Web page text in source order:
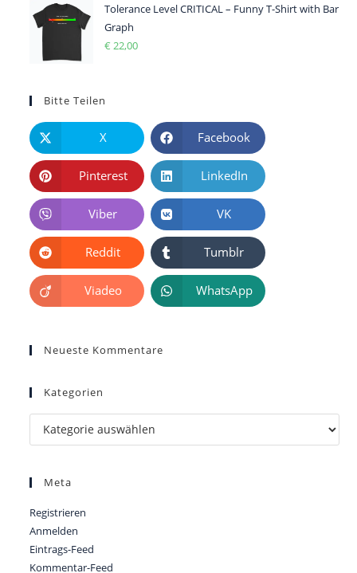
Tolerance Level CRITICAL – Funny T-Shirt with Bar
Graph
€ 22,00
Bitte Teilen
X Facebook
Pinterest LinkedIn
Viber VK
Reddit Tumblr
Viadeo WhatsApp
Neueste Kommentare
Kategorien
Kategorien
Meta
Registrieren
Anmelden
Eintrags-Feed
Kommentar-Feed